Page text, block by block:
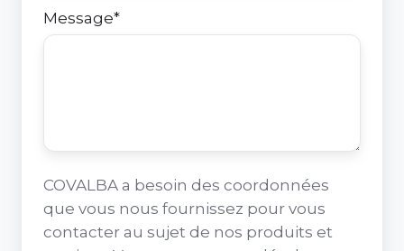
Message*
COVALBA a besoin des coordonnées
que vous nous fournissez pour vous
contacter au sujet de nos produits et